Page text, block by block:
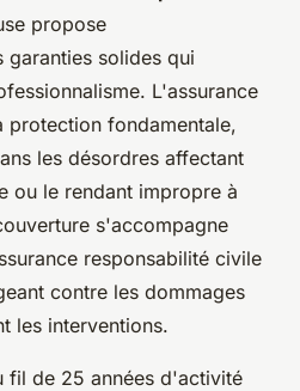
propose
garanties solides qui
L'assurance
protection fondamentale,
les désordres affectant
ou le rendant impropre à
s'accompagne
responsabilité civile
contre les dommages
les interventions.
fil de 25 années d'activité